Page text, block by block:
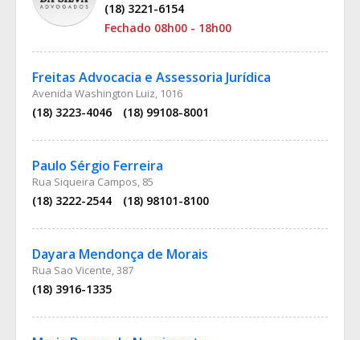
(18) 3221-6154
Fechado 08h00 - 18h00
Freitas Advocacia e Assessoria Jurídica
Avenida Washington Luiz, 1016
(18) 3223-4046 (18) 99108-8001
Paulo Sérgio Ferreira
Rua Siqueira Campos, 85
(18) 3222-2544 (18) 98101-8100
Dayara Mendonça de Morais
Rua Sao Vicente, 387
(18) 3916-1335